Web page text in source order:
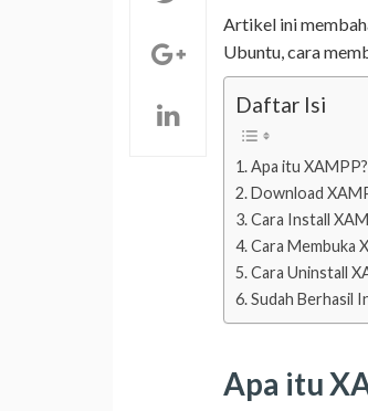
Artikel ini
Ubuntu, cara
Daftar Isi
Apa itu XAMPP?
Download
Cara Install
Cara Membuka
Cara Uninstall
Sudah Berhasil
Apa itu